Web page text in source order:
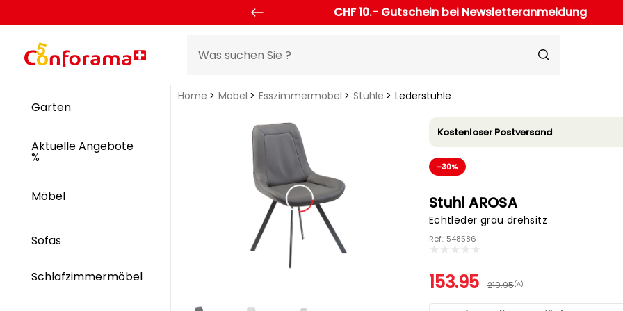
CHF 10.- Gutschein bei Newsletteranmeldung
Garten
Aktuelle Angebote
%
Möbel
Sofas
Schlafzimmermöbel
Home Möbel Esszimmermöbel Stühle Lederstühle
Kostenloser Postversand
-30%
Stuhl AROSA
Echtleder grau drehsitz
Ref.: 548586
153.95 219.95(A)